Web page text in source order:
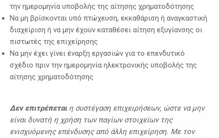
την ημερομηνία υποβολής της αίτησης χρηματοδότησης
Να μη βρίσκονται υπό πτώχευση, εκκαθάριση ή αναγκαστική
διαχείριση ή να μην έχουν καταθέσει αίτηση εξυγίανσης οι
πιστωτές της επιχείρησης
Να μην έχει γίνει έναρξη εργασιών για το επενδυτικό
σχέδιο πριν την ημερομηνία ηλεκτρονικής υποβολής της
αίτησης χρηματοδότησης
Δεν επιτρέπεται η συστέγαση επιχειρήσεων, ώστε να μην
είναι δυνατή η χρήση των παγίων στοιχείων της
ενισχυόμενης επένδυσης από άλλη επιχείρηση. Με τον